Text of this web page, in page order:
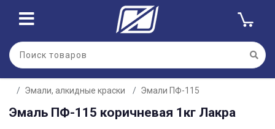
Эмали, алкидные краски Эмали ПФ-115
Эмаль ПФ-115 коричневая 1кг Лакра
Для клиентов всех банков
Разбейте
оплатуна части